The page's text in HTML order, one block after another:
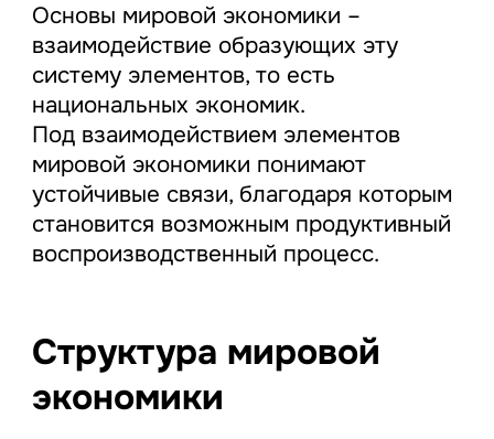
Основы мировой экономики –
взаимодействие образующих эту
систему элементов, то есть
национальных экономик.
Под взаимодействием элементов
мировой экономики понимают
устойчивые связи, благодаря которым
становится возможным продуктивный
воспроизводственный процесс.
Структура мировой
экономики